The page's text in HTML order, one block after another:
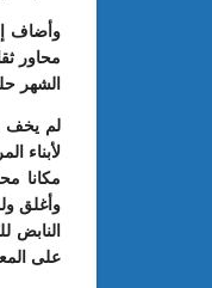
وأضاف
محاور
الشهر
لم يخف
لأبناء
مكانا
وأغلق
النابض
على